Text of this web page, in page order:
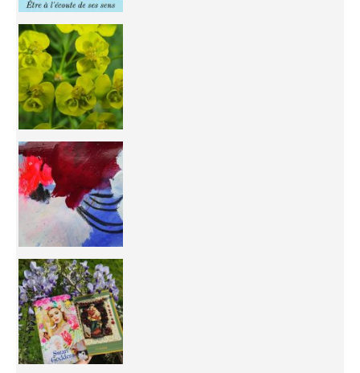
You're
50/50 OR 100/100 ? The day after Ascension, w